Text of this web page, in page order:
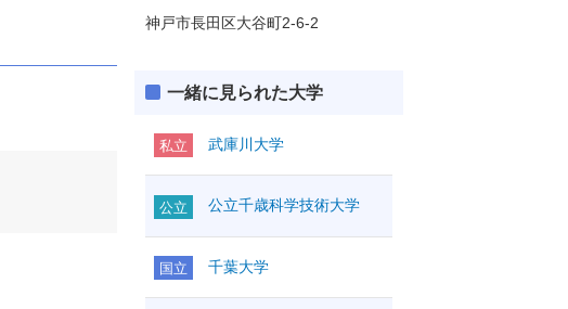
神戸市長田区大谷町2-6-2
一緒に見られた大学
私立 武庫川大学
公立 公立千歳科学技術大学
国立 千葉大学